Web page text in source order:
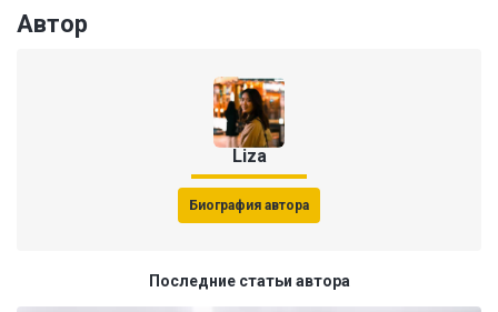
Автор
Liza
Биография автора
Последние статьи автора